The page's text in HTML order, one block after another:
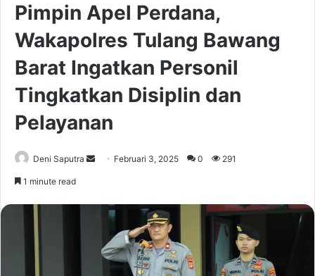
Pimpin Apel Perdana,
Wakapolres Tulang Bawang
Barat Ingatkan Personil
Tingkatkan Disiplin dan
Pelayanan
Deni Saputra
Send Februari 3, 2025 0 291
1 minute read